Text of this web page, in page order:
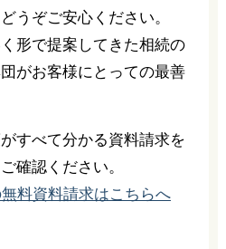
うぞご安心ください。
形で提案してきた相続の
がお客様にとっての最善
すべて分かる資料請求を
確認ください。
料資料請求はこちらへ